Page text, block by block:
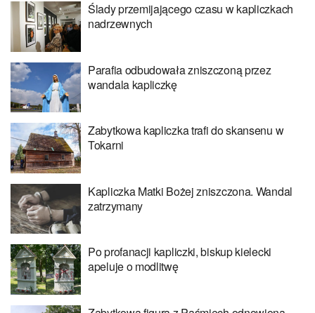
Ślady przemijającego czasu w kapliczkach
nadrzewnych
Parafia odbudowała zniszczoną przez
wandala kapliczkę
Zabytkowa kapliczka trafi do skansenu w
Tokarni
Kapliczka Matki Bożej zniszczona. Wandal
zatrzymany
Po profanacji kapliczki, biskup kielecki
apeluje o modlitwę